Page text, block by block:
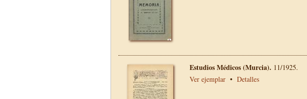
Estudios Médicos (Murcia). 11/1925.
Ver ejemplar • Detalles